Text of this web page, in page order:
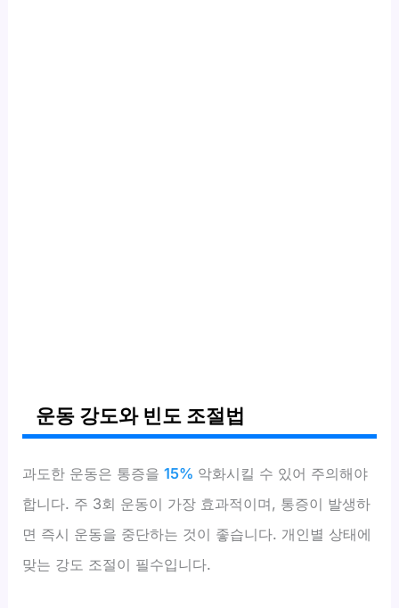
운동 강도와 빈도 조절법
과도한 운동은 통증을15% 악화시킬 수 있어 주의해야
합니다. 주 3회 운동이 가장 효과적이며, 통증이 발생하
면 즉시 운동을 중단하는 것이 좋습니다. 개인별 상태에
맞는 강도 조절이 필수입니다.